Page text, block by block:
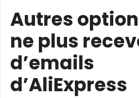
Autres
ne plus
d’emails
d’AliExpress